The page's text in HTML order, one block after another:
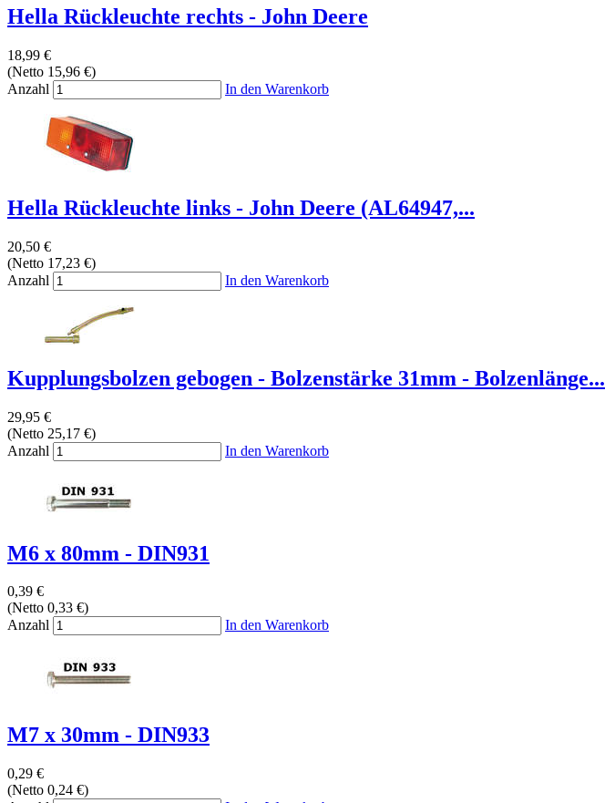
Hella Rückleuchte rechts - John Deere
18,99 €
(Netto 15,96 €)
Anzahl
In den Warenkorb
Hella Rückleuchte links - John Deere (AL64947,...
20,50 €
(Netto 17,23 €)
Anzahl
In den Warenkorb
Kupplungsbolzen gebogen - Bolzenstärke 31mm - Bolzenlänge...
29,95 €
(Netto 25,17 €)
Anzahl
In den Warenkorb
M6 x 80mm - DIN931
0,39 €
(Netto 0,33 €)
Anzahl
In den Warenkorb
M7 x 30mm - DIN933
0,29 €
(Netto 0,24 €)